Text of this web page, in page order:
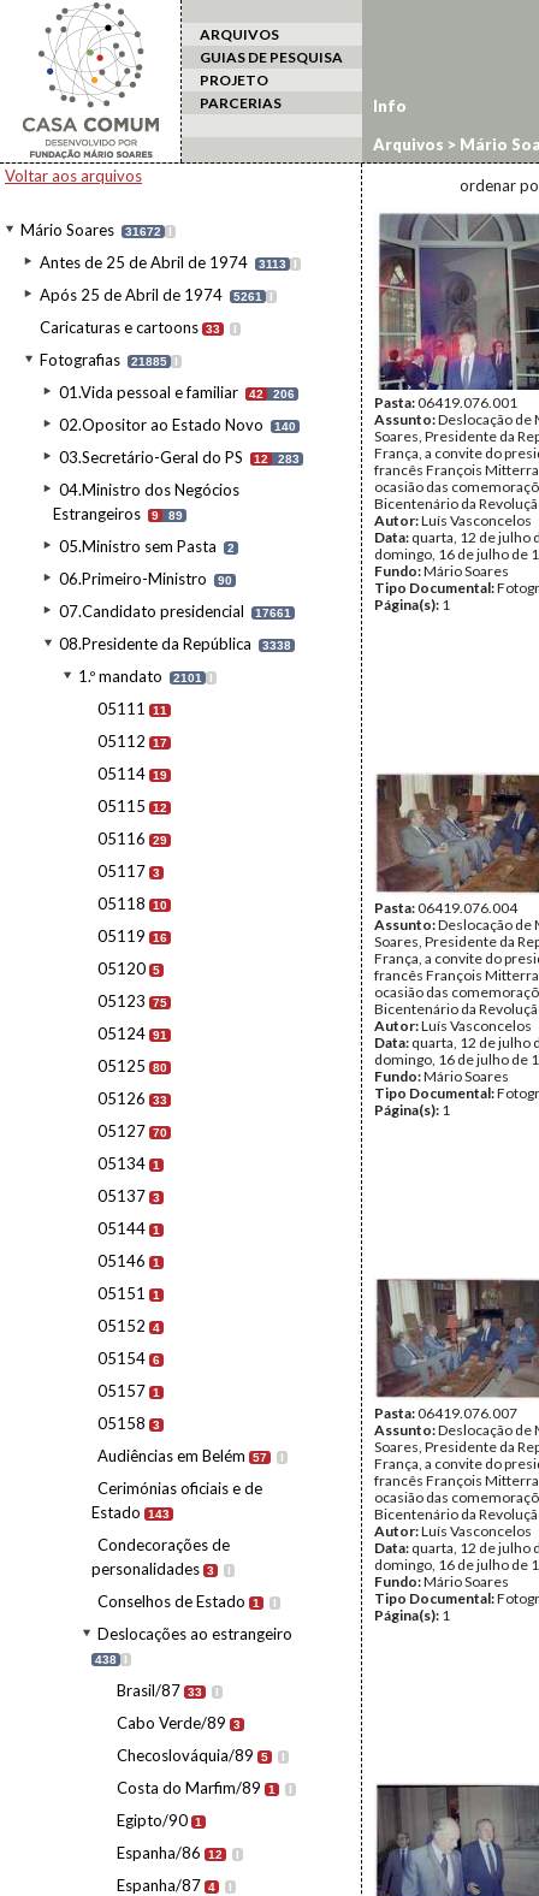
ARQUIVOS
GUIAS DE PESQUISA
PROJETO
PARCERIAS
Voltar aos arquivos
Mário Soares 31672 I
Antes de 25 de Abril de 1974 3113 I
Após 25 de Abril de 1974 5261 I
Caricaturas e cartoons 33 I
Fotografias 21885 I
01.Vida pessoal e familiar 42 206
02.Opositor ao Estado Novo 140
03.Secretário-Geral do PS 12 283
04.Ministro dos Negócios
Estrangeiros
9 89
05.Ministro sem Pasta 2
06.Primeiro-Ministro 90
07.Candidato presidencial 17661
08.Presidente da República 3338
1.º mandato 2101 I
05111 11
05112 17
05114 19
05115 12
05116 29
05117 3
05118 10
05119 16
05120 5
05123 75
05124 91
05125 80
05126 33
05127 70
05134 1
05137 3
05144 1
05146 1
05151 1
05152 4
05154 6
05157 1
05158 3
Audiências em Belém 57 I
Cerimónias oficiais e de
Estado
143
Condecorações de
personalidades 3 I
Conselhos de Estado 1 I
Deslocações ao estrangeiro
438 I
Brasil/87 33 I
Cabo Verde/89 3
Checoslováquia/89 5 I
Costa do Marfim/89 1 I
Egipto/90 1
Espanha/86 12 I
Espanha/87 4 I
Info
Arquivos > Mário
estrangeiro>
ordenar
Pasta:06419.076.001
Assunto:Deslocação de
Soares, Presidente da
França, a convite do
francês François
ocasião das
Bicentenário da
Autor:Luís Vasconcelos
Data: quarta, 12 de julho
domingo, 16 de julho de
Fundo:Mário Soares
Tipo Documental:
Página(s): 1
Pasta:06419.076.004
Assunto:Deslocação de
Soares, Presidente da
França, a convite do
francês François
ocasião das
Bicentenário da
Autor:Luís Vasconcelos
Data: quarta, 12 de julho
domingo, 16 de julho de
Fundo:Mário Soares
Tipo Documental:
Página(s): 1
Pasta:06419.076.007
Assunto:Deslocação de
Soares, Presidente da
França, a convite do
francês François
ocasião das
Bicentenário da
Autor:Luís Vasconcelos
Data: quarta, 12 de julho
domingo, 16 de julho de
Fundo:Mário Soares
Tipo Documental:
Página(s): 1